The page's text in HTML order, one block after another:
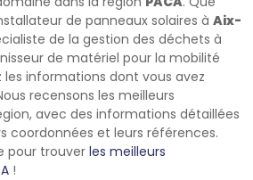
de panneaux solaires à Aix-
de la gestion des déchets à
de matériel pour la mobilité
informations dont vous avez
recensons les meilleurs
avec des informations détaillées
coordonnées et leurs références.
pour trouver les meilleurs
!